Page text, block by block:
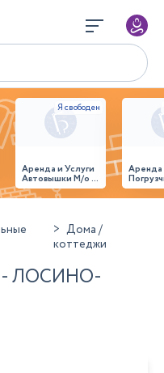
Аренда и Услуги
Автовышки М/о г.
Домодедово
26,28,32 место
Дома /
коттеджи
ЛОСИНО-